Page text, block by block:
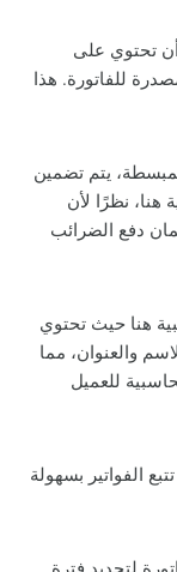
أن تحتوي على
للفاتورة. هذا
يتم تضمين
هنا، نظرًا لأن
دفع الضرائب
هنا حيث تحتوي
والعنوان، مما
للعميل
الفواتير بسهولة